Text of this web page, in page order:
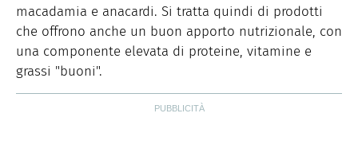
macadamia e anacardi. Si tratta quindi di prodotti
che offrono anche un buon apporto nutrizionale, con
una componente elevata di proteine, vitamine e
grassi "buoni".